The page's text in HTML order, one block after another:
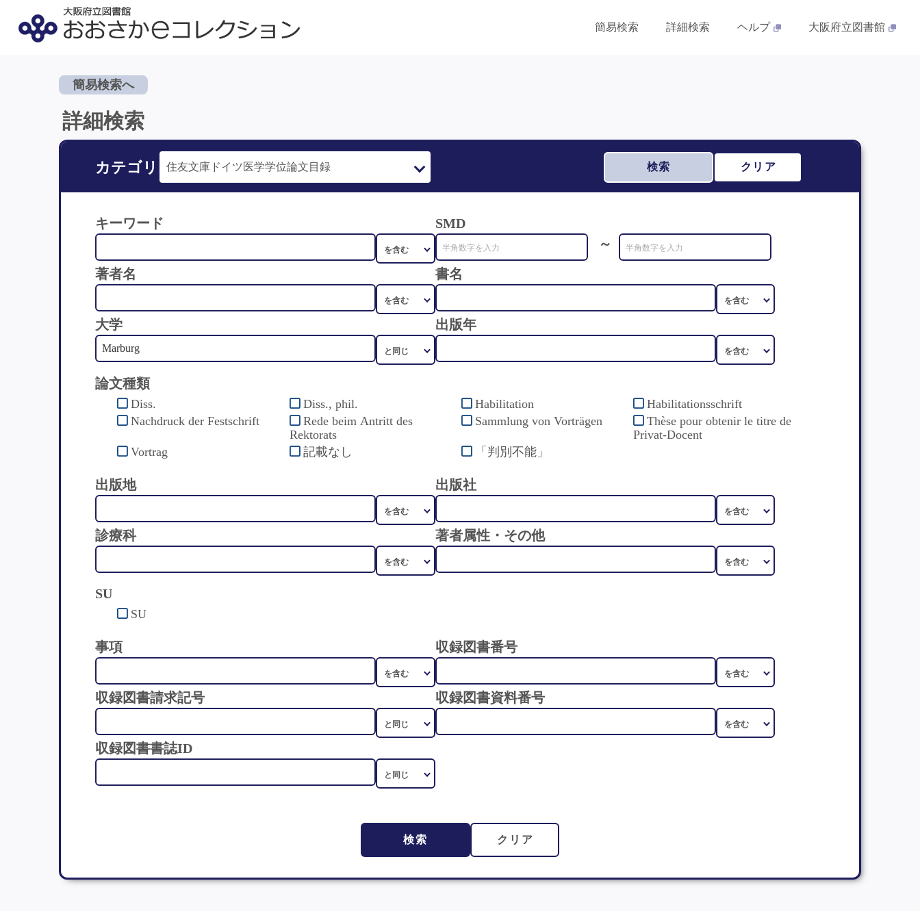
簡易検索 詳細検索 ヘルプ 大阪府立図書館
簡易検索へ
詳細検索
カテゴリ 検索 クリア
キーワード
SMD
～
著者名
書名
大学 出版年
論文種類
Diss. Diss., phil. Habilitation
Habilitationsschrift
Nachdruck der Festschrift
Rede beim Antritt des
Rektorats
Sammlung von Vorträgen
Thèse pour obtenir le titre de
Privat-Docent
Vortrag
記載なし 「判別不能」
出版地 出版社
診療科 著者属性・その他
SU
SU
事項 収録図書番号
収録図書請求記号 収録図書資料番号
収録図書書誌ID
検索 クリア